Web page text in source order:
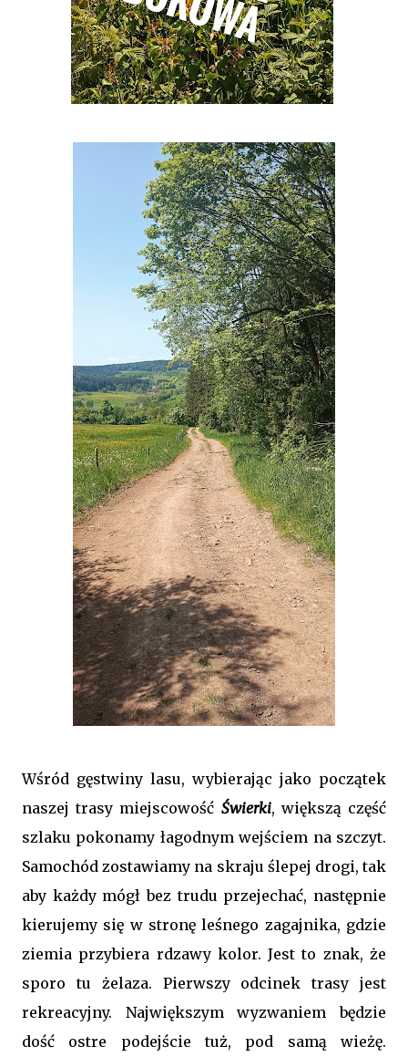
Wśród gęstwiny lasu, wybierając jako początek
naszej trasy miejscowość Świerki, większą część
szlaku pokonamy łagodnym wejściem na szczyt.
Samochód zostawiamy na skraju ślepej drogi, tak
aby każdy mógł bez trudu przejechać, następnie
kierujemy się w stronę leśnego zagajnika, gdzie
ziemia przybiera rdzawy kolor. Jest to znak, że
sporo tu żelaza. Pierwszy odcinek trasy jest
rekreacyjny. Największym wyzwaniem będzie
dość ostre podejście tuż, pod samą wieżę.